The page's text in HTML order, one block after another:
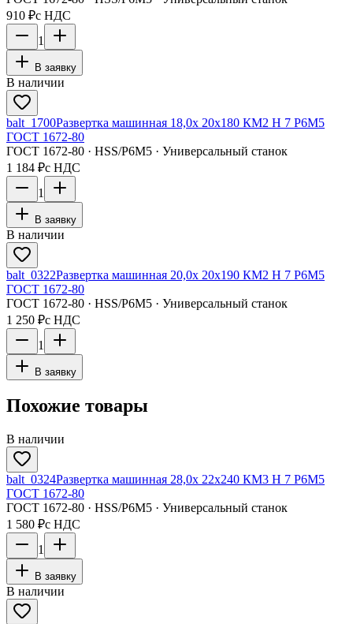
910 ₽с НДС
1
В заявку
В наличии
balt_1700Развертка машинная 18,0х 20х180 КМ2 H 7 Р6М5
ГОСТ 1672-80
ГОСТ 1672-80 · HSS/Р6М5 · Универсальный станок
1 184 ₽с НДС
1
В заявку
В наличии
balt_0322Развертка машинная 20,0х 20х190 КМ2 H 7 Р6М5
ГОСТ 1672-80
ГОСТ 1672-80 · HSS/Р6М5 · Универсальный станок
1 250 ₽с НДС
1
В заявку
Похожие товары
В наличии
balt_0324Развертка машинная 28,0х 22х240 КМ3 H 7 Р6М5
ГОСТ 1672-80
ГОСТ 1672-80 · HSS/Р6М5 · Универсальный станок
1 580 ₽с НДС
1
В заявку
В наличии